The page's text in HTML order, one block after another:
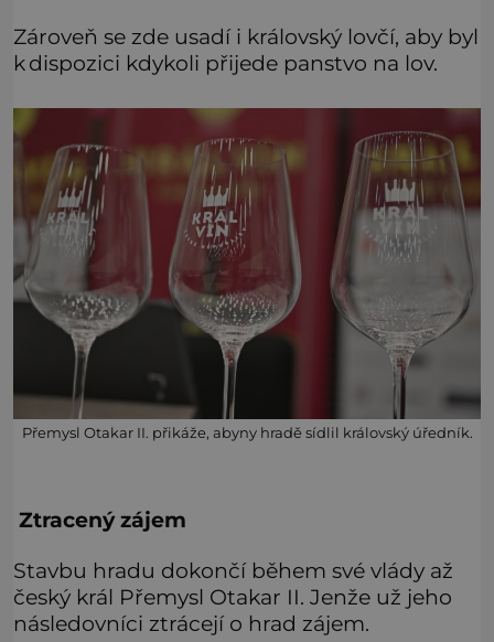
Zároveň se zde usadí i královský lovčí, aby byl
k dispozici kdykoli přijede panstvo na lov.
Přemysl Otakar II. přikáže, abyny hradě sídlil královský úředník.
Ztracený zájem
Stavbu hradu dokončí během své vlády až
český král Přemysl Otakar II. Jenže už jeho
následovníci ztrácejí o hrad zájem.